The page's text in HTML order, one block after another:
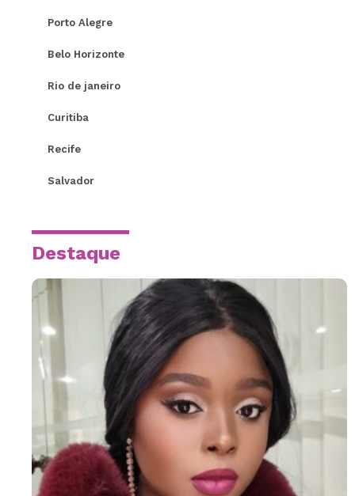
Porto Alegre
Belo Horizonte
Rio de janeiro
Curitiba
Recife
Salvador
Destaque